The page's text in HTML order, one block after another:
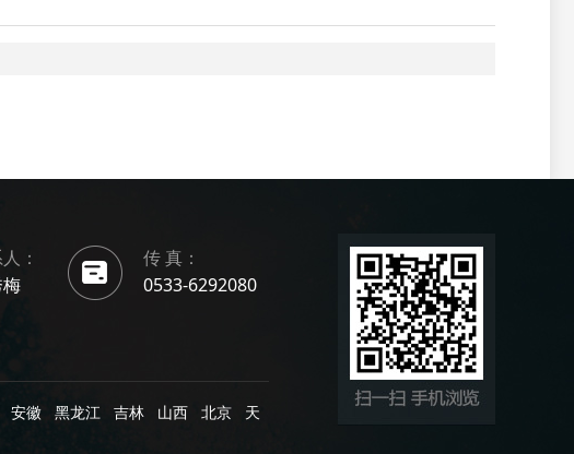
：
传 真：
0533-6292080
安徽 黑龙江 吉林 山西 北京
天